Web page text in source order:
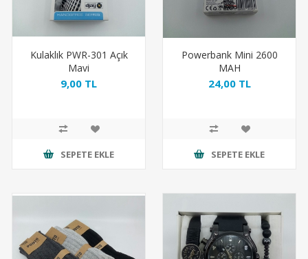
Kulaklık PWR-301 Açık
Mavi
9,00 TL
SEPETE EKLE
Powerbank Mini 2600
MAH
24,00 TL
SEPETE EKLE